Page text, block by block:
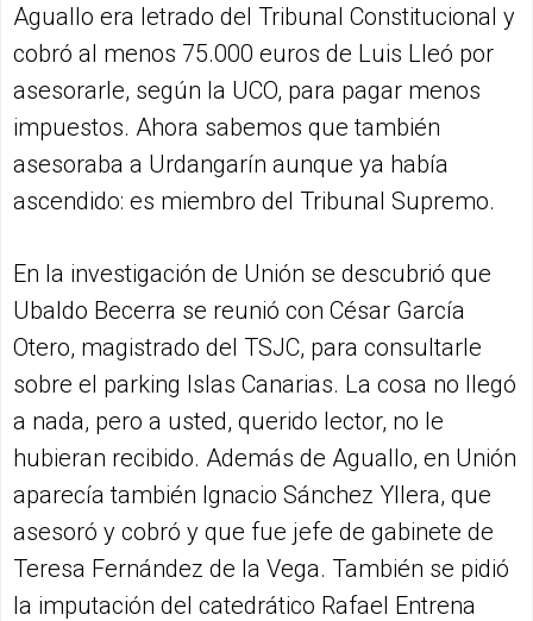
Aguallo era letrado del Tribunal Constitucional y
cobró al menos 75.000 euros de Luis Lleó por
asesorarle, según la UCO, para pagar menos
impuestos. Ahora sabemos que también
asesoraba a Urdangarín aunque ya había
ascendido: es miembro del Tribunal Supremo.
En la investigación de Unión se descubrió que
Ubaldo Becerra se reunió con César García
Otero, magistrado del TSJC, para consultarle
sobre el parking Islas Canarias. La cosa no llegó
a nada, pero a usted, querido lector, no le
hubieran recibido. Además de Aguallo, en Unión
aparecía también Ignacio Sánchez Yllera, que
asesoró y cobró y que fue jefe de gabinete de
Teresa Fernández de la Vega. También se pidió
la imputación del catedrático Rafael Entrena